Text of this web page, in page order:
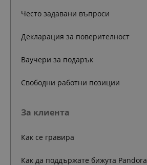
Често задавани въпроси
Декларация за поверителност
Ваучери за подарък
Свободни работни позиции
За клиента
Как се гравира
Как да поддържате бижута Pandora